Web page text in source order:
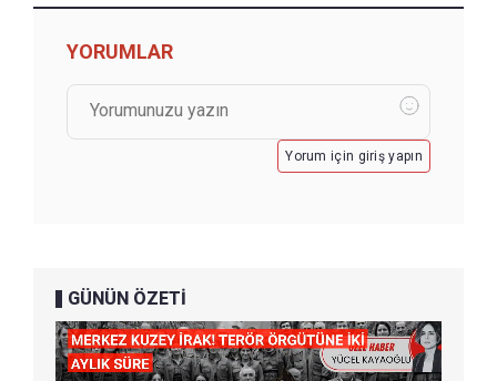
YORUMLAR
Yorum için giriş yapın
GÜNÜN ÖZETİ